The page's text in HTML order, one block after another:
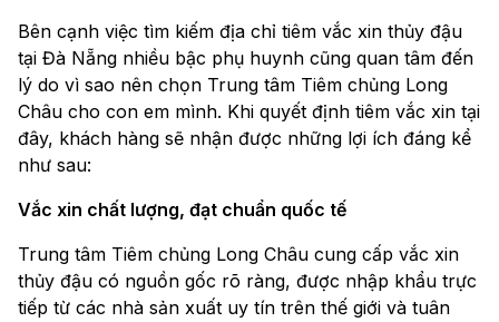
Bên cạnh việc tìm kiếm địa chỉ tiêm vắc xin thủy đậu
tại Đà Nẵng nhiều bậc phụ huynh cũng quan tâm đến
lý do vì sao nên chọn Trung tâm Tiêm chủng Long
Châu cho con em mình. Khi quyết định tiêm vắc xin tại
đây, khách hàng sẽ nhận được những lợi ích đáng kể
như sau:
Vắc xin chất lượng, đạt chuẩn quốc tế
Trung tâm Tiêm chủng Long Châu cung cấp vắc xin
thủy đậu có nguồn gốc rõ ràng, được nhập khẩu trực
tiếp từ các nhà sản xuất uy tín trên thế giới và tuân